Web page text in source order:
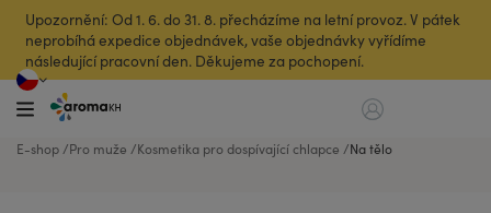
Upozornění: Od 1. 6. do 31. 8. přecházíme na letní provoz. V pátek
neprobíhá expedice objednávek, vaše objednávky vyřídíme
následující pracovní den. Děkujeme za pochopení.
E-shop Pro muže Kosmetika pro dospívající chlapce Na tělo